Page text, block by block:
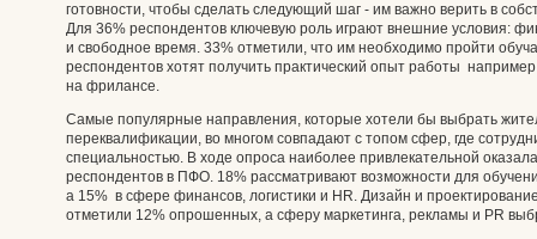
готовности, чтобы сделать следующий шаг - им важно верить в
Для 36% респондентов ключевую роль играют внешние условия:
и свободное время. 33% отметили, что им необходимо пройти
респондентов хотят получить практический опыт работы
на фрилансе.
Самые популярные направления, которые хотели бы выбрать
переквалификации, во многом совпадают с топом сфер, где
специальностью. В ходе опроса наиболее привлекательной
респондентов в ПФО. 18% рассматривают возможности для
а 15% в сфере финансов, логистики и HR. Дизайн и
отметили 12% опрошенных, а сферу маркетинга, рекламы и PR